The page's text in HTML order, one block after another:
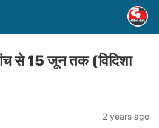
से 15 जून तक (विदिशा
2 years ago